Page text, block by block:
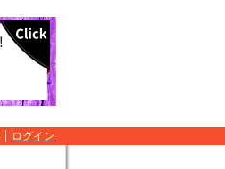
ログイン